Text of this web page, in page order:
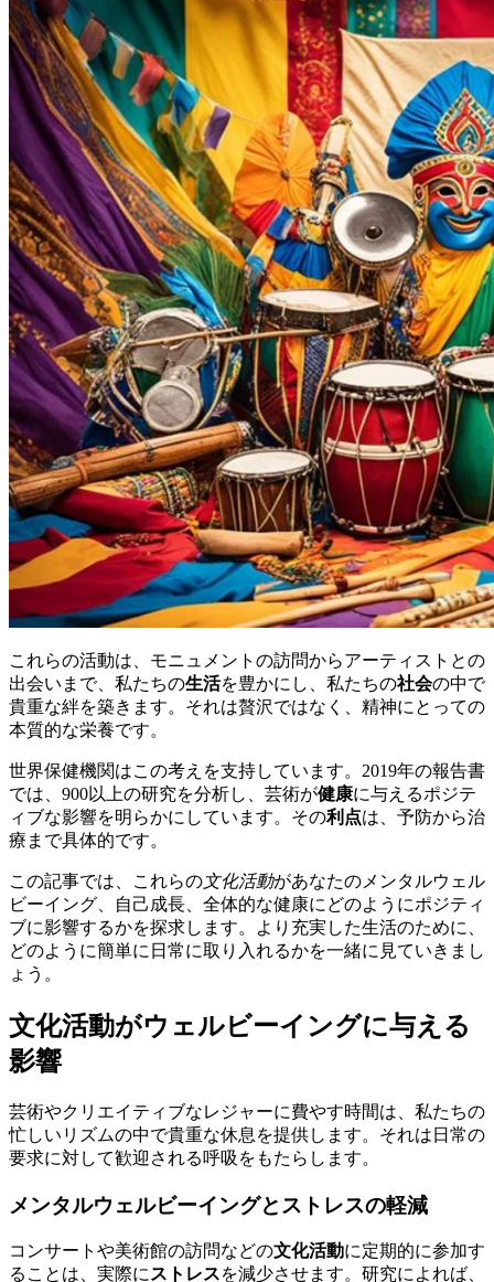
これらの活動は、モニュメントの訪問からアーティストとの
出会いまで、私たちの生活を豊かにし、私たちの社会の中で
貴重な絆を築きます。それは贅沢ではなく、精神にとっての
本質的な栄養です。
世界保健機関はこの考えを支持しています。2019年の報告書
では、900以上の研究を分析し、芸術が健康に与えるポジテ
ィブな影響を明らかにしています。その利点は、予防から治
療まで具体的です。
この記事では、これらの文化活動があなたのメンタルウェル
ビーイング、自己成長、全体的な健康にどのようにポジティ
ブに影響するかを探求します。より充実した生活のために、
どのように簡単に日常に取り入れるかを一緒に見ていきまし
ょう。
文化活動がウェルビーイングに与える
影響
芸術やクリエイティブなレジャーに費やす時間は、私たちの
忙しいリズムの中で貴重な休息を提供します。それは日常の
要求に対して歓迎される呼吸をもたらします。
メンタルウェルビーイングとストレスの軽減
コンサートや美術館の訪問などの文化活動に定期的に参加す
ることは、実際に ストレスを減少させます。研究によれば、